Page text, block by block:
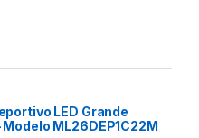
LED Grande
ML26DEP1C22M